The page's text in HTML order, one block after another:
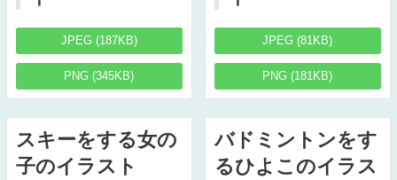
JPEG (187KB)
PNG (345KB)
JPEG (81KB)
PNG (181KB)
スキーをする女の
子のイラスト
バドミントンをす
るひよこのイラス